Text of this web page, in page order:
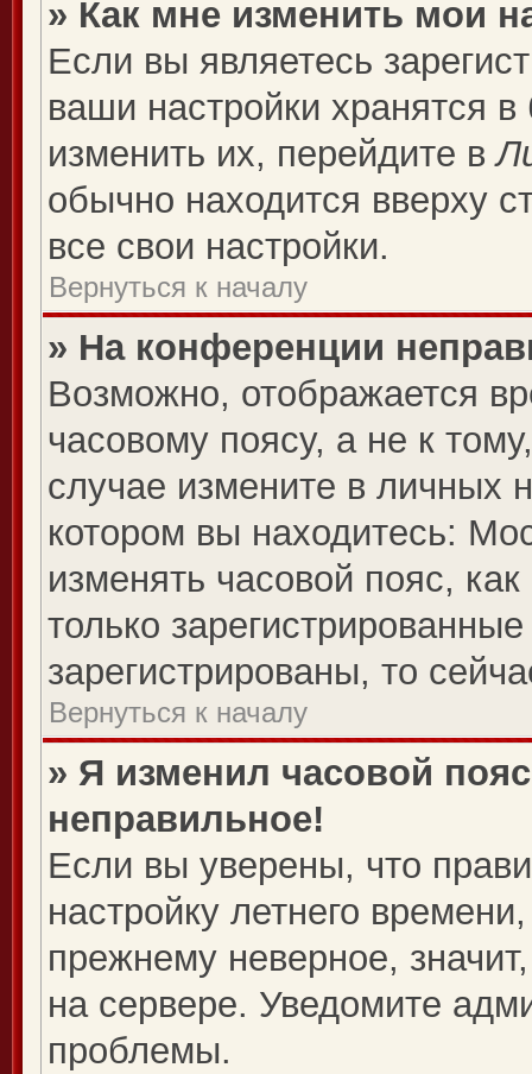
» Как мне изменить мои
Если вы являетесь
ваши настройки хранятся
изменить их, перейдите в
обычно находится вверху
все свои настройки.
Вернуться к началу
» На конференции
Возможно, отображается
часовому поясу, а не к
случае измените в личных
котором вы находитесь:
изменять часовой пояс,
только
зарегистрированы, то
Вернуться к началу
» Я изменил часовой
неправильное!
Если вы уверены, что
настройку летнего
прежнему неверное,
на сервере. Уведомите
проблемы.